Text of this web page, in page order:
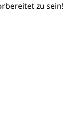
zu sein!